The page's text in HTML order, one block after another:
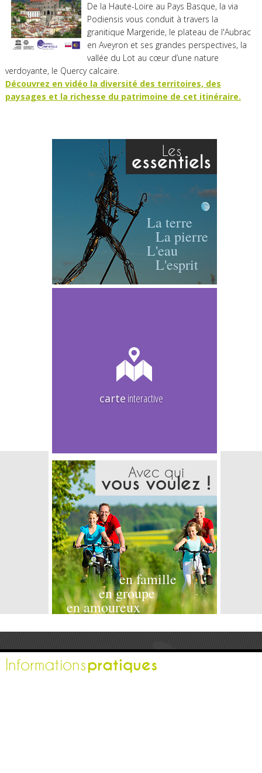
De la Haute-Loire au Pays Basque, la via
Podiensis vous conduit à travers la
granitique Margeride, le plateau de l'Aubrac
en Aveyron et ses grandes perspectives, la
vallée du Lot au cœur d’une nature
verdoyante, le Quercy calcaire.
Découvrez en vidéo la diversité des territoires, des
paysages et la richesse du patrimoine de cet itinéraire.
Les
essentiels
La terre
La pierre
L'eau
L'esprit
carte interactive
Avec qui
vous voulez !
en famille
en groupe
en amoureux
Informationspratiques